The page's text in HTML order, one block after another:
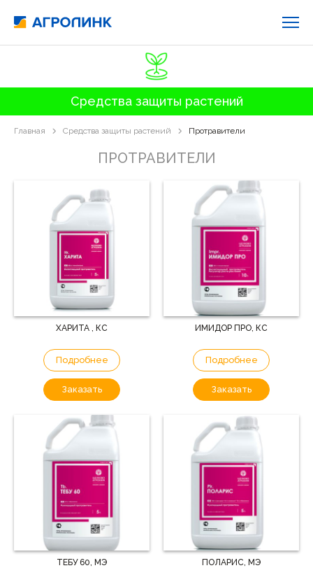
Средства защиты растений
Главная Средства защиты растений Протравители
ПРОТРАВИТЕЛИ
ХАРИТА , КС
Подробнее
Заказать
ИМИДОР ПРО, КС
Подробнее
Заказать
ТЕБУ 60, МЭ ПОЛАРИС, МЭ